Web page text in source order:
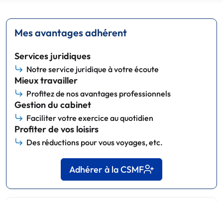
Mes avantages adhérent
Services juridiques
Notre service juridique à votre écoute
Mieux travailler
Profitez de nos avantages professionnels
Gestion du cabinet
Faciliter votre exercice au quotidien
Profiter de vos loisirs
Des réductions pour vous voyages, etc.
Adhérer à la CSMF